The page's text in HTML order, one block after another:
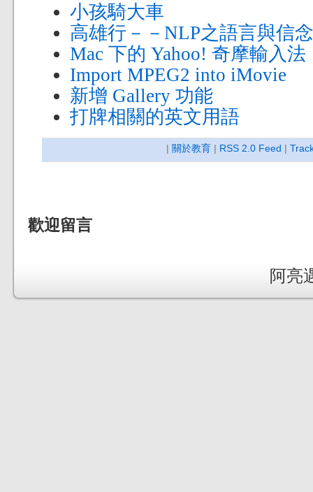
小孩騎大車
高雄行－－NLP之語言與信
Mac 下的 Yahoo! 奇摩輸入法
Import MPEG2 into iMovie
新增 Gallery 功能
打牌相關的英文用語
| 關於教育 | RSS 2.0 Feed |
歡迎留言
阿亮